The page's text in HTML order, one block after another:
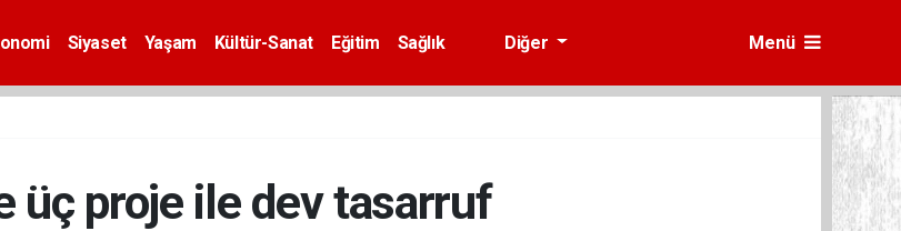
Siyaset Yaşam Kültür-Sanat Eğitim
Sağlık
Diğer Menü
üç proje ile dev tasarruf